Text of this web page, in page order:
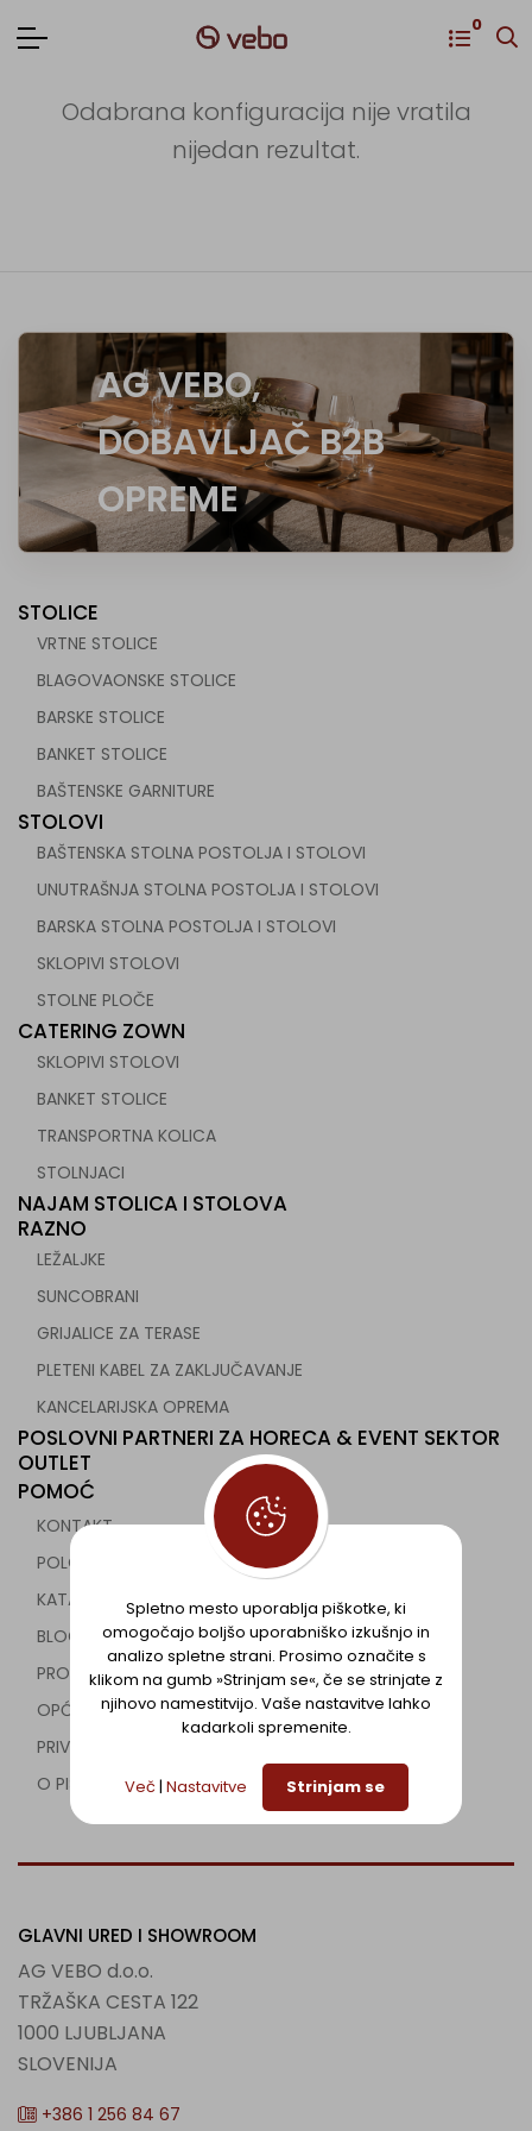
0
ugostiteljstvo
Odabrana konfiguracija nije vratila
nijedan rezultat.
AG VEBO,
DOBAVLJAČ B2B
OPREME
STOLICE
VRTNE STOLICE
BLAGOVAONSKE STOLICE
BARSKE STOLICE
BANKET STOLICE
BAŠTENSKE GARNITURE
STOLOVI
BAŠTENSKA STOLNA POSTOLJA I STOLOVI
UNUTRAŠNJA STOLNA POSTOLJA I STOLOVI
BARSKA STOLNA POSTOLJA I STOLOVI
SKLOPIVI STOLOVI
STOLNE PLOČE
CATERING ZOWN
SKLOPIVI STOLOVI
BANKET STOLICE
TRANSPORTNA KOLICA
STOLNJACI
NAJAM STOLICA I STOLOVA
RAZNO
LEŽALJKE
SUNCOBRANI
GRIJALICE ZA TERASE
PLETENI KABEL ZA ZAKLJUČAVANJE
KANCELARIJSKA OPREMA
POSLOVNI PARTNERI ZA HORECA & EVENT SEKTOR
OUTLET
POMOĆ
KONTAKT
POLOVNA UGOSTITELJSKA OPREMA
KATALOG
BLOG
PROJEKTI
OPĆI USLOVI
PRIVATNI USLOVI
O PIŠKOTKIH
GLAVNI URED I SHOWROOM
AG VEBO d.o.o.
TRŽAŠKA CESTA 122
1000 LJUBLJANA
SLOVENIJA
+386 1 256 84 67
Spletno mesto uporablja piškotke, ki
omogočajo boljšo uporabniško izkušnjo in
analizo spletne strani. Prosimo označite s
klikom na gumb »Strinjam se«, če se strinjate z
njihovo namestitvijo. Vaše nastavitve lahko
kadarkoli spremenite.
Več | Nastavitve Strinjam se